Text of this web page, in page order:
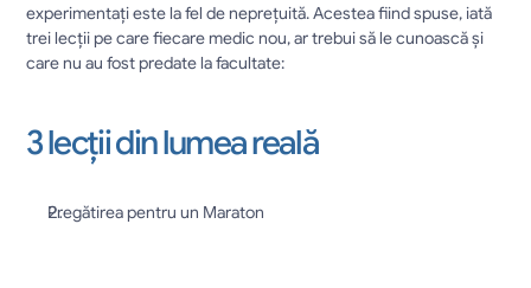
experimentați este la fel de neprețuită. Acestea fiind spuse, iată
trei lecții pe care fiecare medic nou, ar trebui să le cunoască și
care nu au fost predate la facultate:
3 lecții din lumea reală
Pregătirea pentru un Maraton